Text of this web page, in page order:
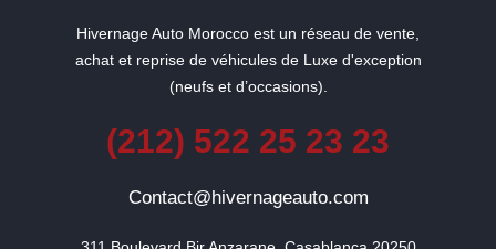
Hivernage Auto Morocco est un réseau de vente,
achat et reprise de véhicules de Luxe d'exception
(neufs et d’occasions).
(212) 522 25 23 23
Contact@hivernageauto.com